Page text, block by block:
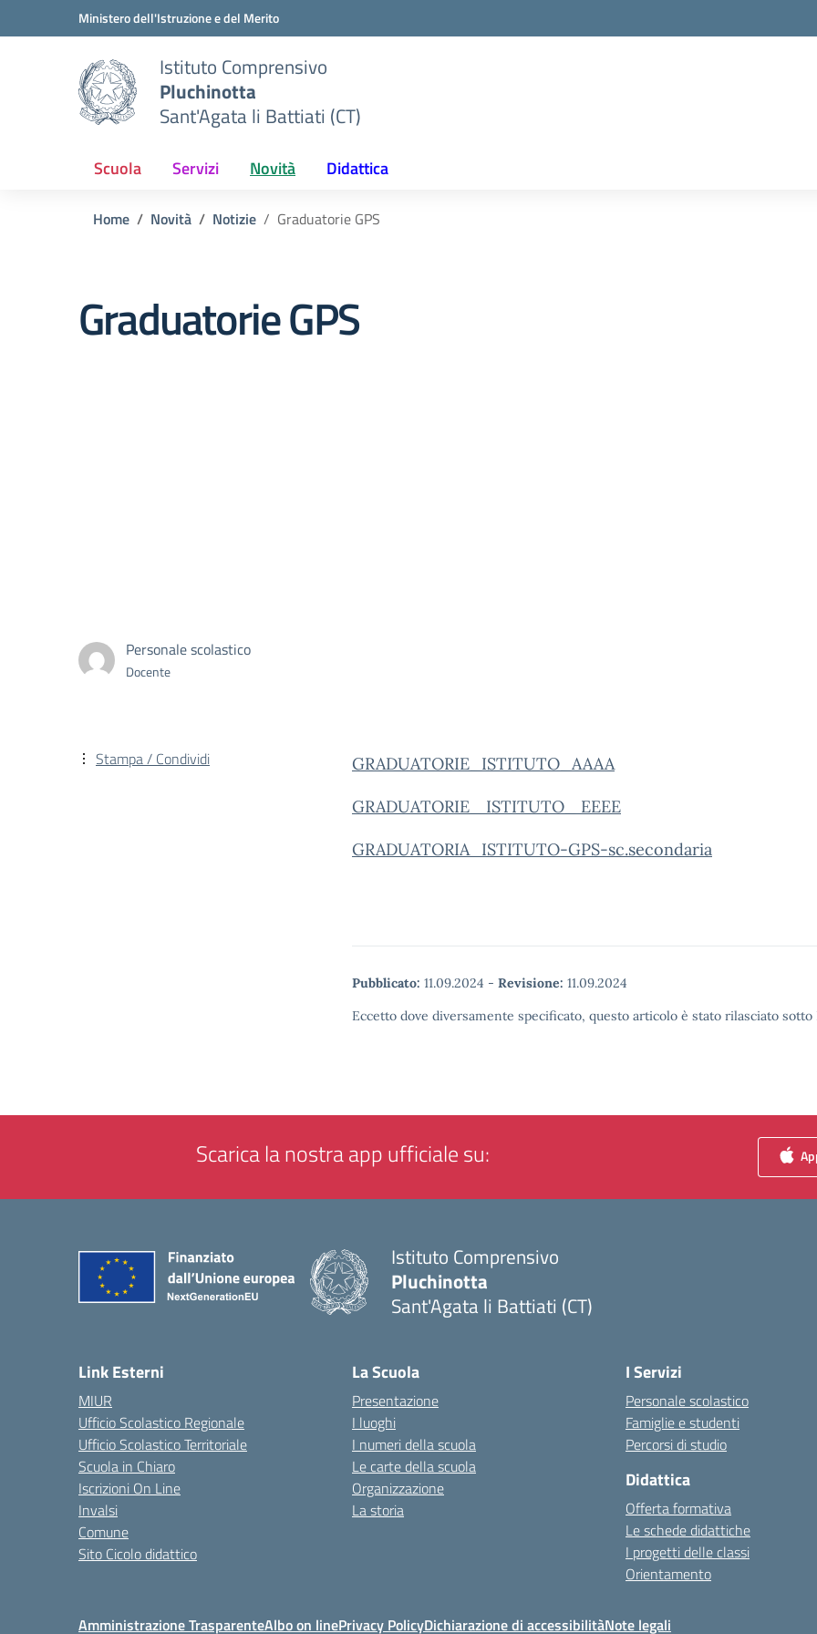
Vai ai contenuti
Vai al menu di navigazioneMinistero dell'Istruzione e del Merito
Istituto Comprensivo
Pluchinotta
Sant'Agata li Battiati (CT)
Scuola Servizi Novità Didattica
Home Novità Notizie Graduatorie GPS
Graduatorie GPS
Personale scolastico
Docente
GRADUATORIE_ISTITUTO_AAAA
GRADUATORIE_ ISTITUTO_ EEEE
GRADUATORIA_ISTITUTO-GPS-sc.secondaria
Pubblicato: 11.09.2024 - Revisione: 11.09.2024
Eccetto dove diversamente specificato, questo articolo è stato rilasciato
Stampa / Condividi
Scarica la nostra app ufficiale su:
Istituto Comprensivo
Pluchinotta
Sant'Agata li Battiati (CT)
Link Esterni
MIUR
Ufficio Scolastico Regionale
Ufficio Scolastico Territoriale
Scuola in Chiaro
Iscrizioni On Line
Invalsi
Comune
Sito Cicolo didattico
La Scuola
Presentazione
I luoghi
I numeri della scuola
Le carte della scuola
Organizzazione
La storia
I Servizi
Personale scolastico
Famiglie e studenti
Percorsi di studio
Didattica
Offerta formativa
Le schede didattiche
I progetti delle classi
Orientamento
Amministrazione TrasparenteAlbo on linePrivacy PolicyDichiarazione di accessibilitàNote legali